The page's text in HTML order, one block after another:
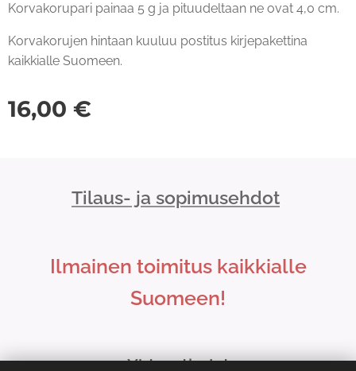
Korvakorupari painaa 5 g ja pituudeltaan ne ovat 4,0 cm.
Korvakorujen hintaan kuuluu postitus kirjepakettina
kaikkialle Suomeen.
16,00 €
Tilaus- ja sopimusehdot
Ilmainen toimitus kaikkialle
Suomeen!
Yhteystiedot